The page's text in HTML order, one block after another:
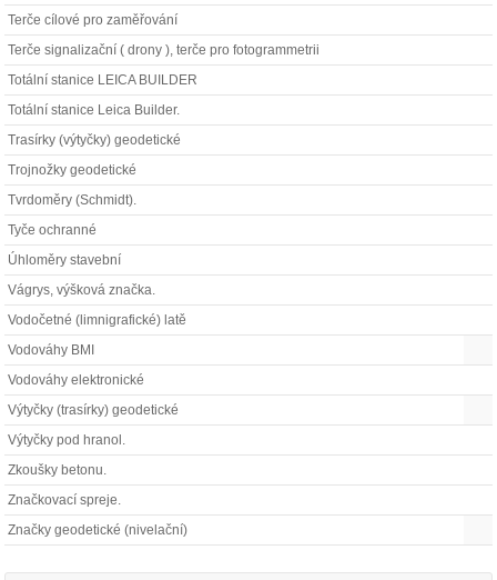
Terče cílové pro zaměřování
Terče signalizační ( drony ), terče pro fotogrammetrii
Totální stanice LEICA BUILDER
Totální stanice Leica Builder.
Trasírky (výtyčky) geodetické
Trojnožky geodetické
Tvrdoměry (Schmidt).
Tyče ochranné
Úhloměry stavební
Vágrys, výšková značka.
Vodočetné (limnigrafické) latě
Vodováhy BMI
Vodováhy elektronické
Výtyčky (trasírky) geodetické
Výtyčky pod hranol.
Zkoušky betonu.
Značkovací spreje.
Značky geodetické (nivelační)